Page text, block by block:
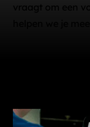
vraagt om een